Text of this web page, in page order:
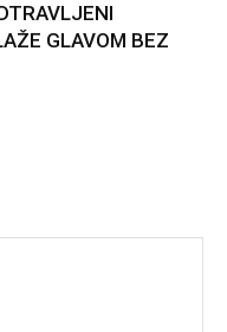
GLAVOM BEZ